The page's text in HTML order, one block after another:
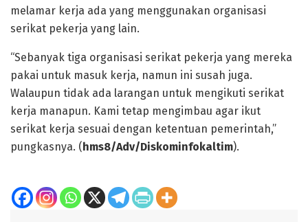
melamar kerja ada yang menggunakan organisasi
serikat pekerja yang lain.
“Sebanyak tiga organisasi serikat pekerja yang mereka
pakai untuk masuk kerja, namun ini susah juga.
Walaupun tidak ada larangan untuk mengikuti serikat
kerja manapun. Kami tetap mengimbau agar ikut
serikat kerja sesuai dengan ketentuan pemerintah,”
pungkasnya. (hms8/Adv/Diskominfokaltim).